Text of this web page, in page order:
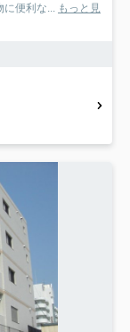
に便利な... もっと見